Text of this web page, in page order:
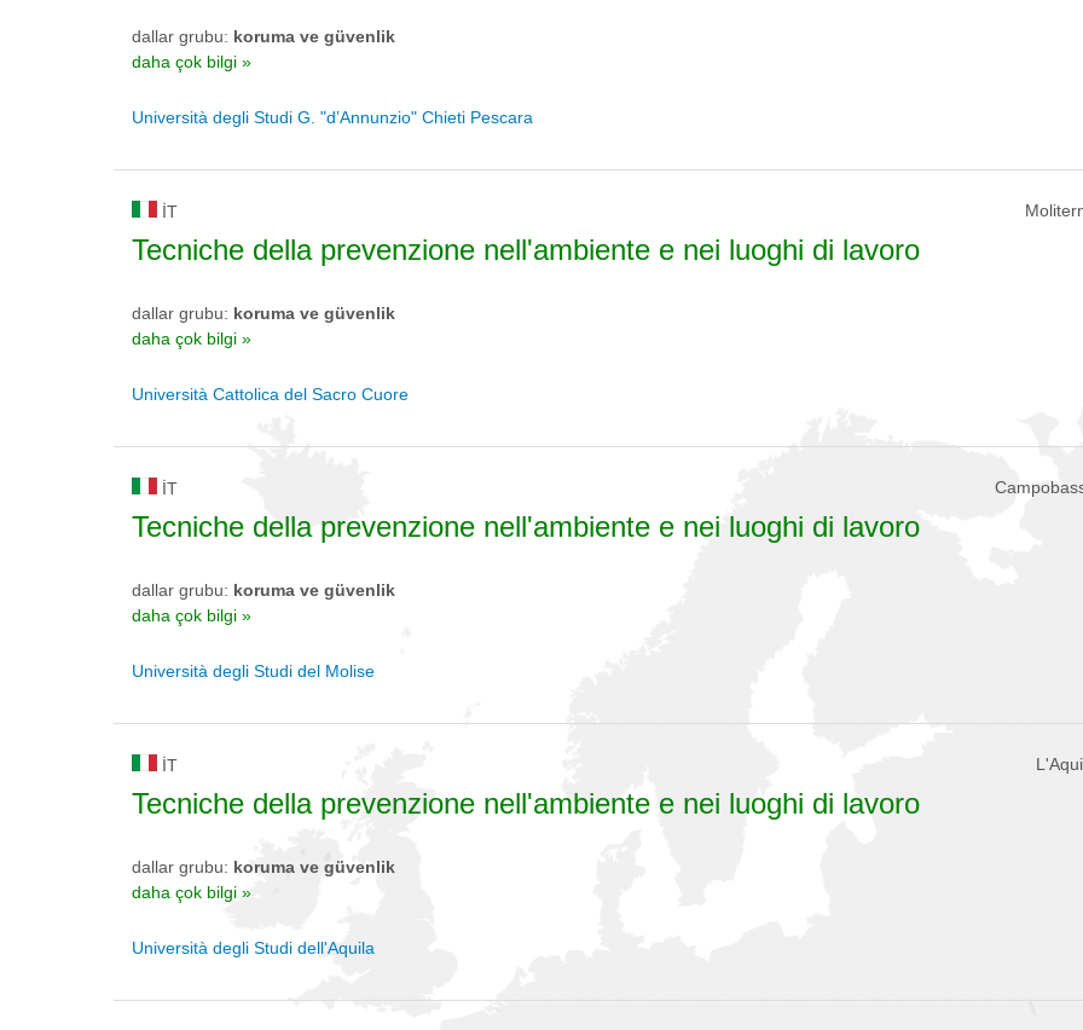
dallar grubu: koruma ve güvenlik
daha çok bilgi »
Università degli Studi G. "d’Annunzio" Chieti Pescara
IT
Tecniche della prevenzione nell'ambiente e nei luoghi di lavoro
dallar grubu: koruma ve güvenlik
daha çok bilgi »
Università Cattolica del Sacro Cuore
IT
Tecniche della prevenzione nell'ambiente e nei luoghi di lavoro
dallar grubu: koruma ve güvenlik
daha çok bilgi »
Università degli Studi del Molise
IT
Tecniche della prevenzione nell'ambiente e nei luoghi di lavoro
dallar grubu: koruma ve güvenlik
daha çok bilgi »
Università degli Studi dell'Aquila